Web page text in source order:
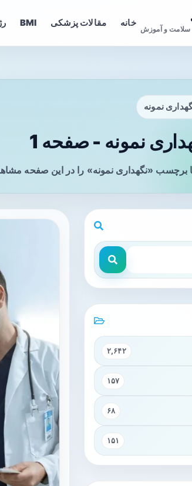
سلامت و آموزش
خانه مقالات پزشکی BMI
نمونه
نمونه - صفحه 1
برچسب «نگهداری نمونه» را در این صفحه
۲,۶۴۲
۱۵۷
۶۸
۱۵۱